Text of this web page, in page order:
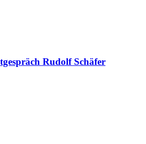
Rudolf Schäfer